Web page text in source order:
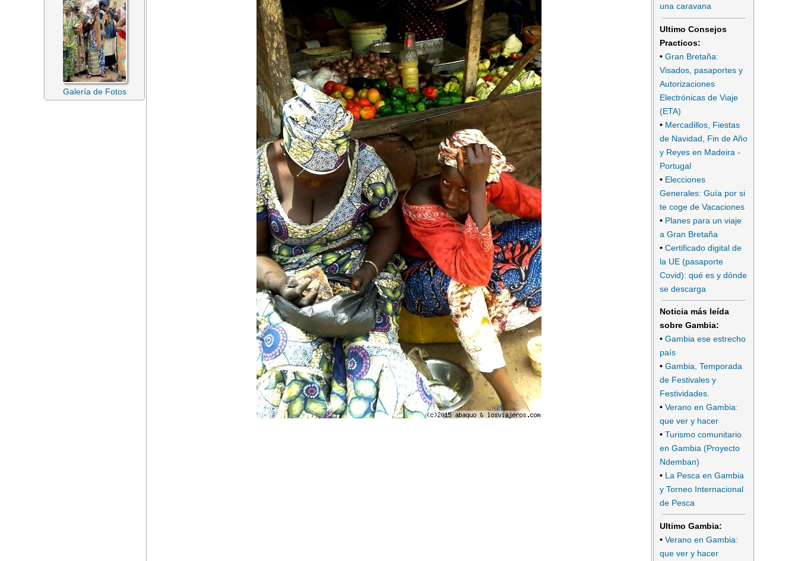
Galería de Fotos
una caravana
Ultimo Consejos
Practicos:
• Gran Bretaña:
Visados, pasaportes y
Autorizaciones
Electrónicas de Viaje
(ETA)
• Mercadillos, Fiestas
de Navidad, Fin de Año
y Reyes en Madeira -
Portugal
• Elecciones
Generales: Guía por si
te coge de Vacaciones
• Planes para un viaje
a Gran Bretaña
• Certificado digital de
la UE (pasaporte
Covid): qué es y dónde
se descarga
Noticia más leída
sobre Gambia:
• Gambia ese estrecho
país
• Gambia, Temporada
de Festivales y
Festividades.
• Verano en Gambia:
que ver y hacer
• Turismo comunitario
en Gambia (Proyecto
Ndemban)
• La Pesca en Gambia
y Torneo Internacional
de Pesca
Ultimo Gambia:
• Verano en Gambia:
que ver y hacer